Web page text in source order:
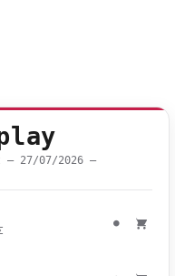
27/07/2026 –
●